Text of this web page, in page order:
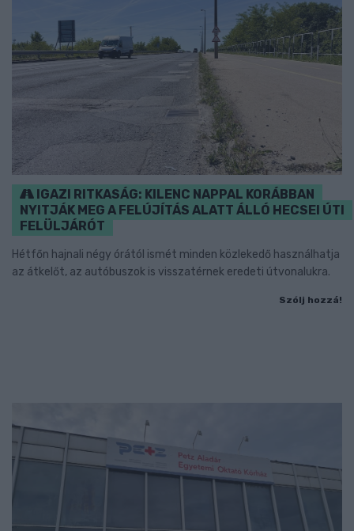
IGAZI RITKASÁG: KILENC NAPPAL KORÁBBAN
NYITJÁK MEG A FELÚJÍTÁS ALATT ÁLLÓ HECSEI ÚTI
FELÜLJÁRÓT
Hétfőn hajnali négy órától ismét minden közlekedő használhatja
az átkelőt, az autóbuszok is visszatérnek eredeti útvonalukra.
Szólj hozzá!